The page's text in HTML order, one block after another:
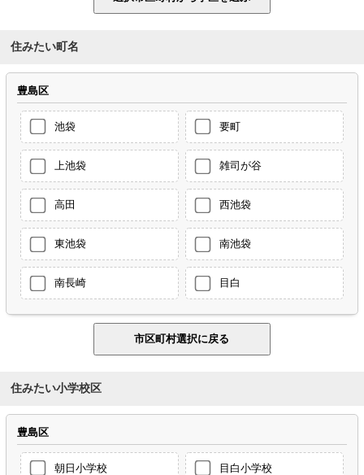
住みたい町名
豊島区
池袋 要町
上池袋 雑司が谷
高田 西池袋
東池袋 南池袋
南長崎 目白
住みたい小学校区
豊島区
朝日小学校 目白小学校